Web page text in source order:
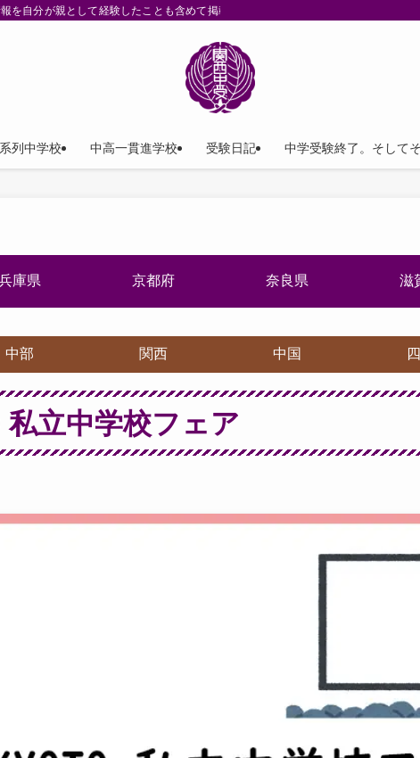
を自分が親として経験したことも含めて掲載。
列中学校 中高一貫進学校 受験日記 中学受験終了。そして
庫県 京都府 奈良県 滋
中部 関西 中国
立中学校フェア